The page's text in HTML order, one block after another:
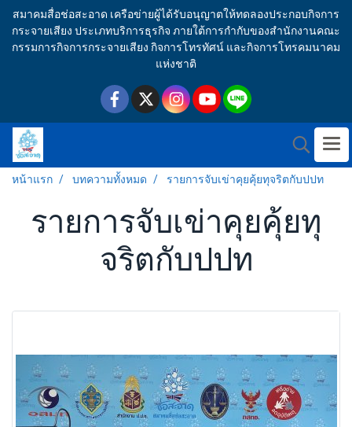
สมาคมสื่อช่อสะอาด เครือข่ายผู้ได้รับอนุญาตให้ทดลองประกอบกิจการ
กระจายเสียง ประเภทบริการธุรกิจ ภายใต้การกำกับของสำนักงานคณะ
กรรมการกิจการกระจายเสียง กิจการโทรทัศน์ และกิจการโทรคมนาคม
แห่งชาติ
หน้าแรก บทความทั้งหมด รายการจับเข่าคุยคุ้ยทุจริตกับปปท
รายการจับเข่าคุยคุ้ยทุ
จริตกับปปท